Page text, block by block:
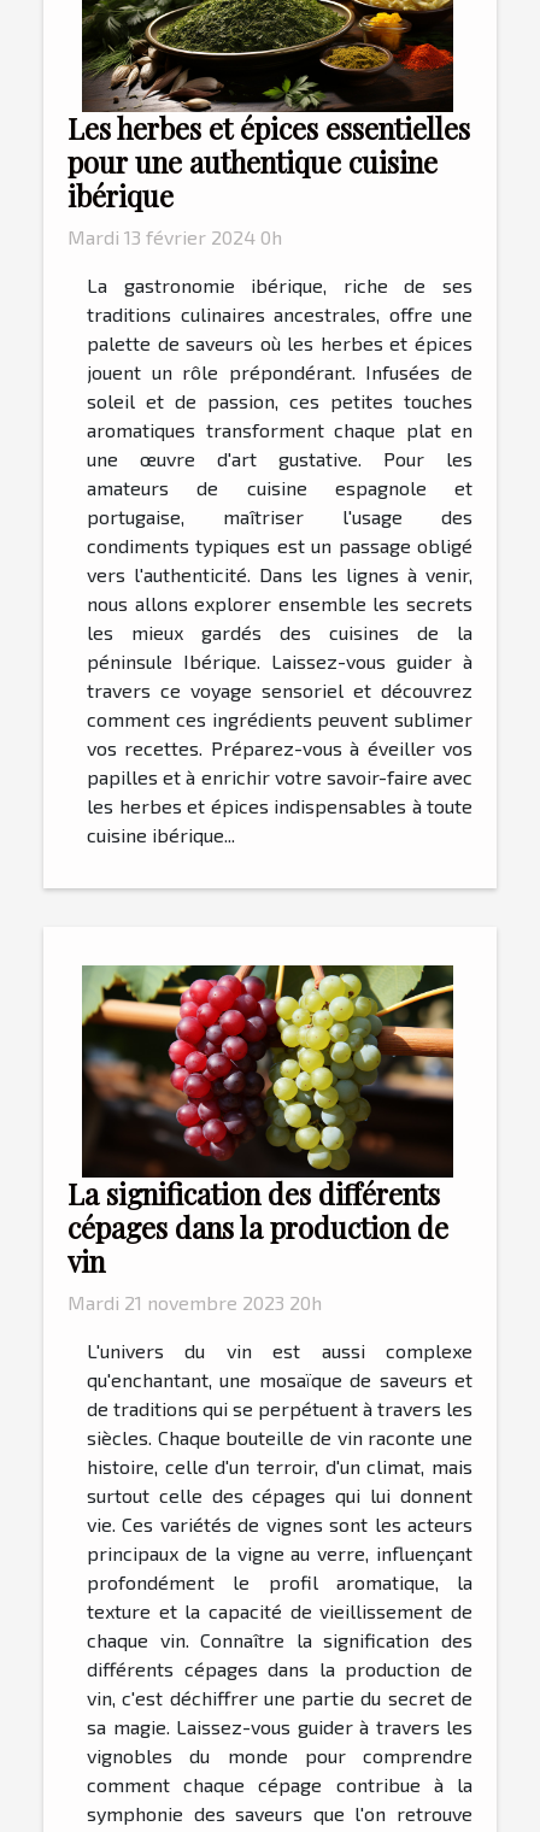
Les herbes et épices essentielles
pour une authentique cuisine
ibérique
Mardi 13 février 2024 0h
La gastronomie ibérique, riche de ses
traditions culinaires ancestrales, offre une
palette de saveurs où les herbes et épices
jouent un rôle prépondérant. Infusées de
soleil et de passion, ces petites touches
aromatiques transforment chaque plat en
une œuvre d'art gustative. Pour les
amateurs de cuisine espagnole et
portugaise, maîtriser l'usage des
condiments typiques est un passage obligé
vers l'authenticité. Dans les lignes à venir,
nous allons explorer ensemble les secrets
les mieux gardés des cuisines de la
péninsule Ibérique. Laissez-vous guider à
travers ce voyage sensoriel et découvrez
comment ces ingrédients peuvent sublimer
vos recettes. Préparez-vous à éveiller vos
papilles et à enrichir votre savoir-faire avec
les herbes et épices indispensables à toute
cuisine ibérique...
La signification des différents
cépages dans la production de
vin
Mardi 21 novembre 2023 20h
L'univers du vin est aussi complexe
qu'enchantant, une mosaïque de saveurs et
de traditions qui se perpétuent à travers les
siècles. Chaque bouteille de vin raconte une
histoire, celle d'un terroir, d'un climat, mais
surtout celle des cépages qui lui donnent
vie. Ces variétés de vignes sont les acteurs
principaux de la vigne au verre, influençant
profondément le profil aromatique, la
texture et la capacité de vieillissement de
chaque vin. Connaître la signification des
différents cépages dans la production de
vin, c'est déchiffrer une partie du secret de
sa magie. Laissez-vous guider à travers les
vignobles du monde pour comprendre
comment chaque cépage contribue à la
symphonie des saveurs que l'on retrouve